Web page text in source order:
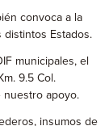
convoca a la
distintos Estados.
municipales, el
9.5 Col.
nuestro apoyo.
insumos de